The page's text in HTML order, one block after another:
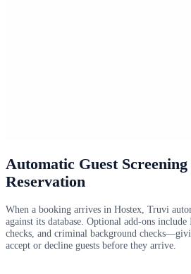
Automatic Guest
Reservation
When a booking arrives in Hostex, Truvi
against its database. Optional add-ons
checks, and criminal background
accept or decline guests before they arrive.